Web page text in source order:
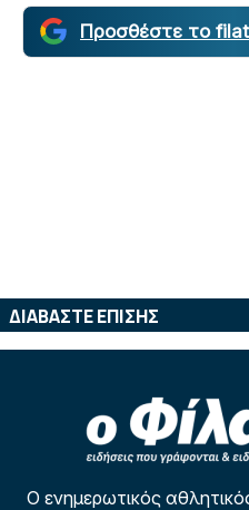
Προσθέστε το
ΔΙΑΒΑΣΤΕ ΕΠΙΣΗΣ
Ο ενημερωτικός